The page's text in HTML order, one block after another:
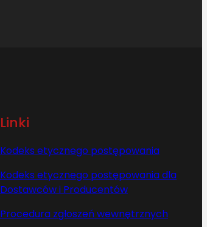
Linki
Kodeks etycznego postępowania
Kodeks etycznego postępowania dla
Dostawców i Producentów
Procedura zgłoszeń wewnętrznych